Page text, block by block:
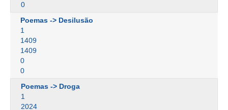
0
Poemas -> Desilusão
1
1409
1409
0
0
Poemas -> Droga
1
2024